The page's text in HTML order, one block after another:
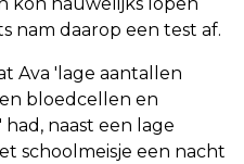
nam daarop een test af.
Ava 'lage aantallen
bloedcellen en
naast een lage
schoolmeisje een nacht